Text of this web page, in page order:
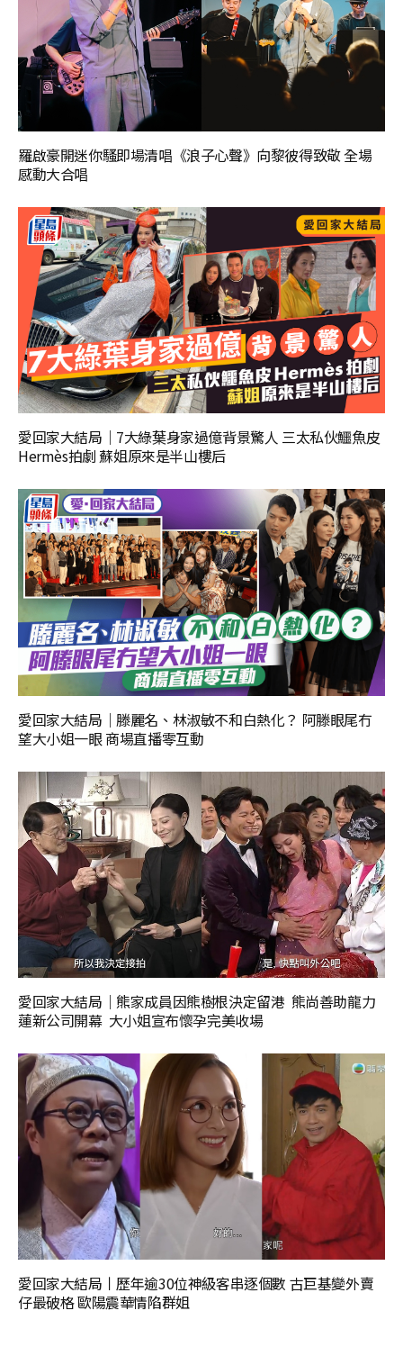
羅啟豪開迷你騷即場清唱《浪子心聲》向黎彼得致敬 全場
感動大合唱
愛回家大結局｜7大綠葉身家過億背景驚人 三太私伙鱷魚皮
Hermès拍劇 蘇姐原來是半山樓后
愛回家大結局｜滕麗名、林淑敏不和白熱化？ 阿滕眼尾冇
望大小姐一眼 商場直播零互動
愛回家大結局｜熊家成員因熊樹根決定留港 熊尚善助龍力
蓮新公司開幕 大小姐宣布懷孕完美收場
愛回家大結局丨歷年逾30位神級客串逐個數 古巨基變外賣
仔最破格 歐陽震華情陷群姐